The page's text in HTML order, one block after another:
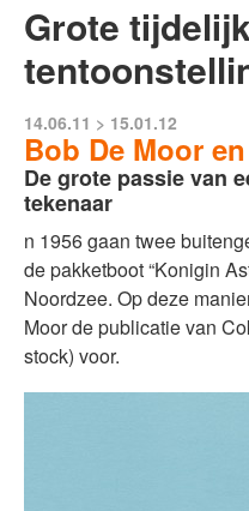
Grote
14.06.11 > 15.01.12
Bob De Moor
De grote passie van
tekenaar
n 1956 gaan twee
de pakketboot “Konigin
Noordzee. Op deze
Moor de publicatie van
stock) voor.